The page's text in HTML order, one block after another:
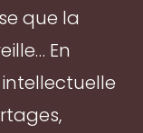
que la
En
intellectuelle